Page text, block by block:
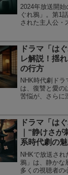
要素の意味と、
聴者の共感を
します。
2024年放送開
ぐれ鴉」。第1
された主人公・
る衝撃の展開が
は、「ドラマ
「ネタバレ」
された方に向け
核心部分をわか
ャストの演技や
て、見逃し視聴
イントをまとめ
ドラマ「は
レ解説！揺
の行方
NHK時代劇ド
は、復讐と愛の
苦悩が、さらに
ラマ」「はぐれ
レ」で検索さ
開、人物の心の
丁寧に解説し
が徐々に確信
部に潜む思惑も
ーは新たな局面
ドラマ「は
｜“静けさ
系時代劇の
NHKで放送さ
鴉」は、静かな
多くの視聴者の